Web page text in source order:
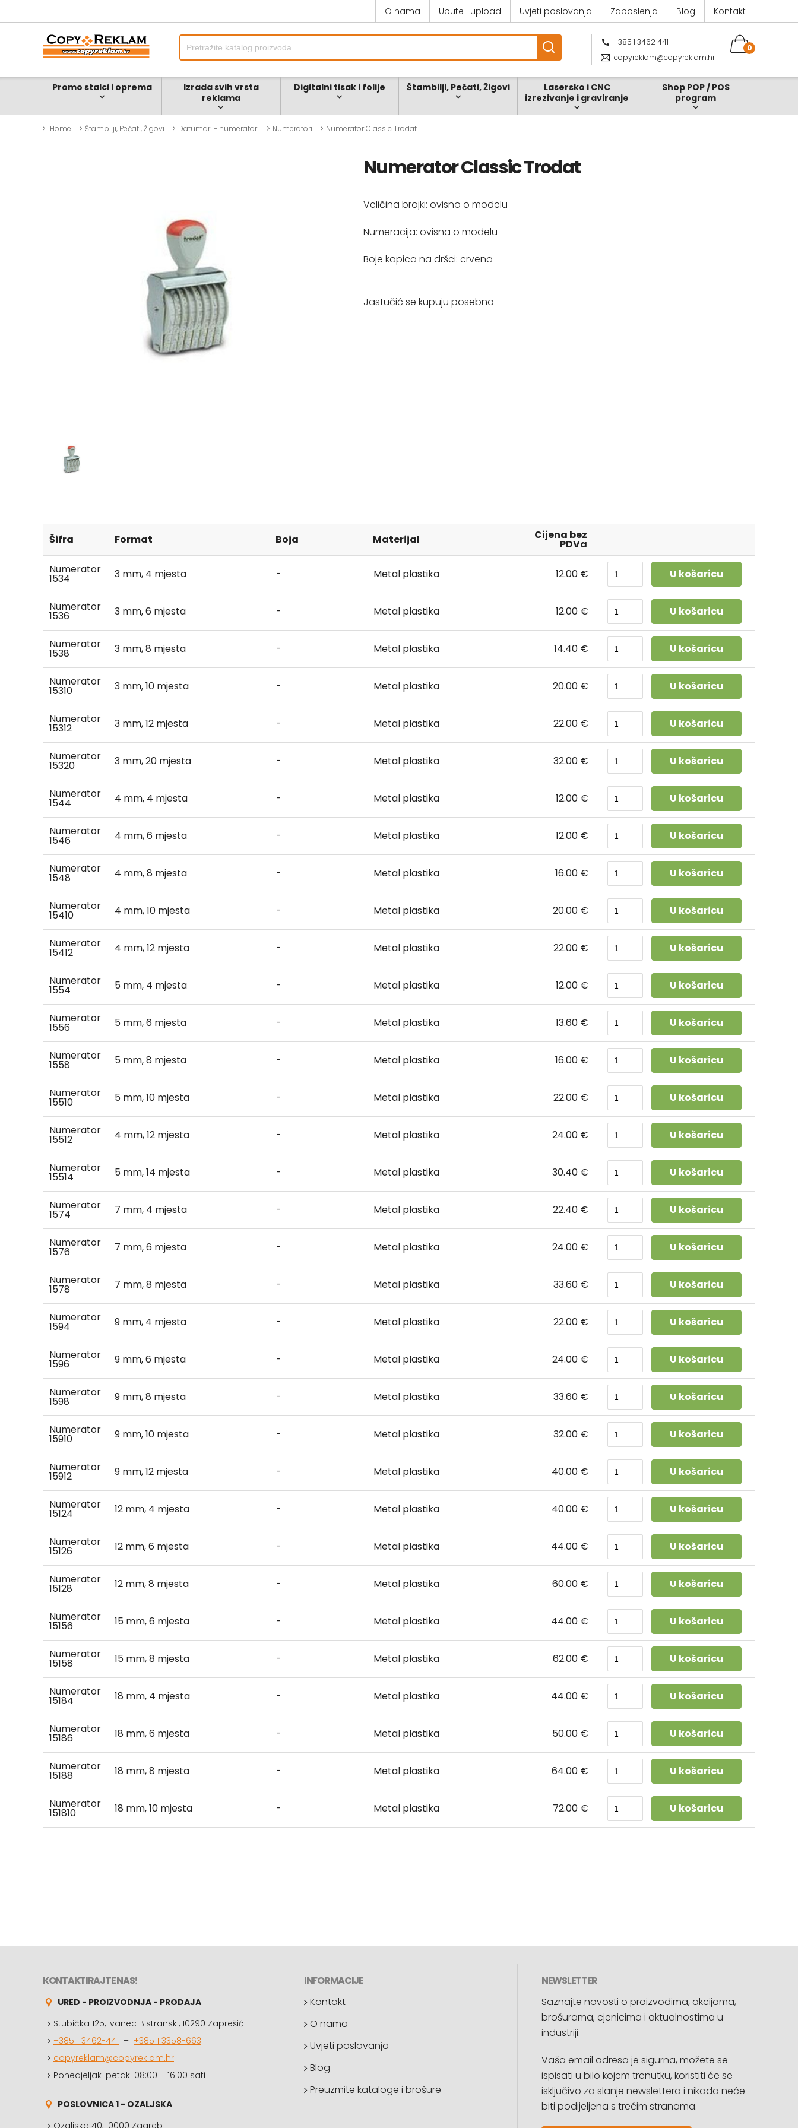
O nama Upute i upload Uvjeti poslovanja Zaposlenja Blog Kontakt
+385 1 3462 441
copyreklam@copyreklam.hr
0
Promo stalci i oprema
Izrada svih vrsta
reklama
Digitalni tisak i folije Štambilji, Pečati, Žigovi
Lasersko i CNC
izrezivanje i graviranje
Shop POP / POS
program
Home Štambilji, Pečati, Žigovi Datumari - numeratori Numeratori Numerator Classic Trodat
Numerator Classic Trodat
Veličina brojki: ovisno o modelu
Numeracija: ovisna o modelu
Boje kapica na dršci: crvena
Jastučić se kupuju posebno
Šifra Format Boja Materijal Cijena bez
PDVa
Numerator
1534 3 mm, 4 mjesta - Metal plastika 12.00 € U košaricu
Numerator
1536 3 mm, 6 mjesta - Metal plastika 12.00 € U košaricu
Numerator
1538 3 mm, 8 mjesta - Metal plastika 14.40 € U košaricu
Numerator
15310 3 mm, 10 mjesta - Metal plastika 20.00 € U košaricu
Numerator
15312 3 mm, 12 mjesta - Metal plastika 22.00 € U košaricu
Numerator
15320 3 mm, 20 mjesta - Metal plastika 32.00 € U košaricu
Numerator
1544 4 mm, 4 mjesta - Metal plastika 12.00 € U košaricu
Numerator
1546 4 mm, 6 mjesta - Metal plastika 12.00 € U košaricu
Numerator
1548 4 mm, 8 mjesta - Metal plastika 16.00 € U košaricu
Numerator
15410 4 mm, 10 mjesta - Metal plastika 20.00 € U košaricu
Numerator
15412 4 mm, 12 mjesta - Metal plastika 22.00 € U košaricu
Numerator
1554 5 mm, 4 mjesta - Metal plastika 12.00 € U košaricu
Numerator
1556 5 mm, 6 mjesta - Metal plastika 13.60 € U košaricu
Numerator
1558 5 mm, 8 mjesta - Metal plastika 16.00 € U košaricu
Numerator
15510 5 mm, 10 mjesta - Metal plastika 22.00 € U košaricu
Numerator
15512 4 mm, 12 mjesta - Metal plastika 24.00 € U košaricu
Numerator
15514 5 mm, 14 mjesta - Metal plastika 30.40 € U košaricu
Numerator
1574 7 mm, 4 mjesta - Metal plastika 22.40 € U košaricu
Numerator
1576 7 mm, 6 mjesta - Metal plastika 24.00 € U košaricu
Numerator
1578 7 mm, 8 mjesta - Metal plastika 33.60 € U košaricu
Numerator
1594 9 mm, 4 mjesta - Metal plastika 22.00 € U košaricu
Numerator
1596 9 mm, 6 mjesta - Metal plastika 24.00 € U košaricu
Numerator
1598 9 mm, 8 mjesta - Metal plastika 33.60 € U košaricu
Numerator
15910 9 mm, 10 mjesta - Metal plastika 32.00 € U košaricu
Numerator
15912 9 mm, 12 mjesta - Metal plastika 40.00 € U košaricu
Numerator
15124 12 mm, 4 mjesta - Metal plastika 40.00 € U košaricu
Numerator
15126 12 mm, 6 mjesta - Metal plastika 44.00 € U košaricu
Numerator
15128 12 mm, 8 mjesta - Metal plastika 60.00 € U košaricu
Numerator
15156 15 mm, 6 mjesta - Metal plastika 44.00 € U košaricu
Numerator
15158 15 mm, 8 mjesta - Metal plastika 62.00 € U košaricu
Numerator
15184 18 mm, 4 mjesta - Metal plastika 44.00 € U košaricu
Numerator
15186 18 mm, 6 mjesta - Metal plastika 50.00 € U košaricu
Numerator
15188 18 mm, 8 mjesta - Metal plastika 64.00 € U košaricu
Numerator
151810 18 mm, 10 mjesta - Metal plastika 72.00 € U košaricu
KONTAKTIRAJTE NAS!
URED - PROIZVODNJA - PRODAJA
Stubička 125, Ivanec Bistranski, 10290 Zaprešić
+385 1 3462-441 – +385 1 3358-663
copyreklam@copyreklam.hr
Ponedjeljak-petak: 08:00 – 16:00 sati
POSLOVNICA 1 - OZALJSKA
Ozaljska 40, 10000 Zagreb
INFORMACIJE
Kontakt
O nama
Uvjeti poslovanja
Blog
Preuzmite kataloge i brošure
NEWSLETTER
Saznajte novosti o proizvodima, akcijama,
brošurama, cjenicima i aktualnostima u
industriji.
Vaša email adresa je sigurna, možete se
ispisati u bilo kojem trenutku, koristiti će se
isključivo za slanje newslettera i nikada neće
biti podijeljena s trećim stranama.